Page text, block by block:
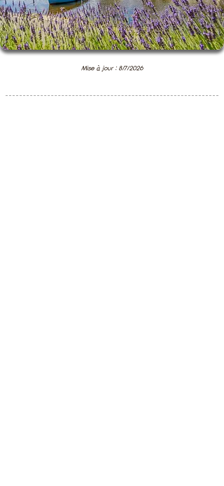
Mise à jour : 8/7/2026